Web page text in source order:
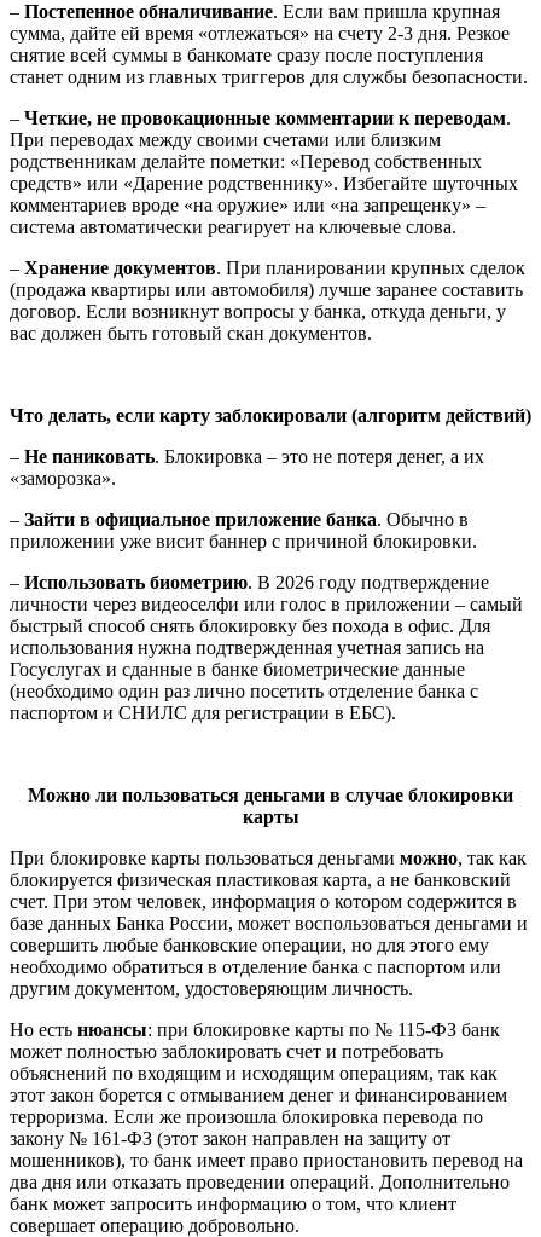
– Постепенное обналичивание. Если вам пришла крупная
сумма, дайте ей время «отлежаться» на счету 2-3 дня. Резкое
снятие всей суммы в банкомате сразу после поступления
станет одним из главных триггеров для службы безопасности.
– Четкие, не провокационные комментарии к переводам.
При переводах между своими счетами или близким
родственникам делайте пометки: «Перевод собственных
средств» или «Дарение родственнику». Избегайте шуточных
комментариев вроде «на оружие» или «на запрещенку» –
система автоматически реагирует на ключевые слова.
– Хранение документов. При планировании крупных сделок
(продажа квартиры или автомобиля) лучше заранее составить
договор. Если возникнут вопросы у банка, откуда деньги, у
вас должен быть готовый скан документов.
Что делать, если карту заблокировали (алгоритм действий)
– Не паниковать. Блокировка – это не потеря денег, а их
«заморозка».
– Зайти в официальное приложение банка. Обычно в
приложении уже висит баннер с причиной блокировки.
– Использовать биометрию. В 2026 году подтверждение
личности через видеоселфи или голос в приложении – самый
быстрый способ снять блокировку без похода в офис. Для
использования нужна подтвержденная учетная запись на
Госуслугах и сданные в банке биометрические данные
(необходимо один раз лично посетить отделение банка с
паспортом и СНИЛС для регистрации в ЕБС).
Можно ли пользоваться деньгами в случае блокировки
карты
При блокировке карты пользоваться деньгами можно, так как
блокируется физическая пластиковая карта, а не банковский
счет. При этом человек, информация о котором содержится в
базе данных Банка России, может воспользоваться деньгами и
совершить любые банковские операции, но для этого ему
необходимо обратиться в отделение банка с паспортом или
другим документом, удостоверяющим личность.
Но есть нюансы: при блокировке карты по № 115-ФЗ банк
может полностью заблокировать счет и потребовать
объяснений по входящим и исходящим операциям, так как
этот закон борется с отмыванием денег и финансированием
терроризма. Если же произошла блокировка перевода по
закону № 161-ФЗ (этот закон направлен на защиту от
мошенников), то банк имеет право приостановить перевод на
два дня или отказать проведении операций. Дополнительно
банк может запросить информацию о том, что клиент
совершает операцию добровольно.